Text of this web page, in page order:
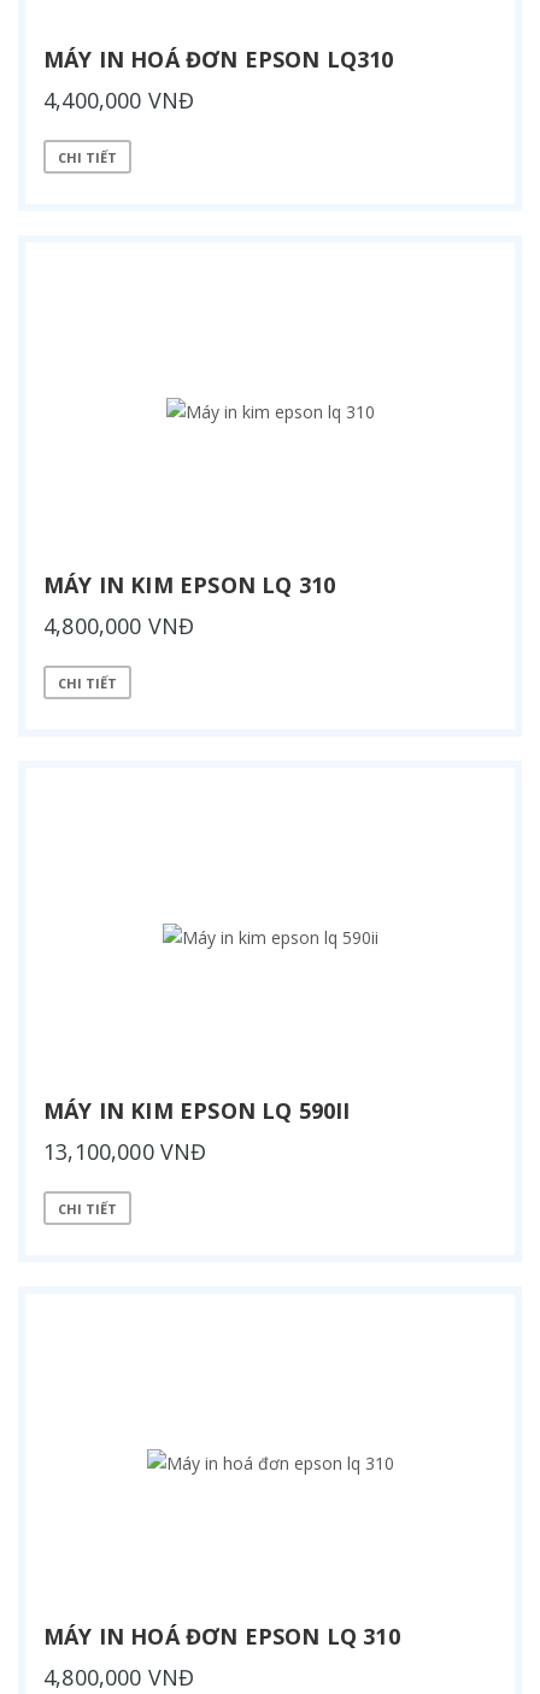
MÁY IN HOÁ ĐƠN EPSON LQ310
4,400,000 VNĐ
CHI TIẾT
MÁY IN KIM EPSON LQ 310
4,800,000 VNĐ
CHI TIẾT
MÁY IN KIM EPSON LQ 590II
13,100,000 VNĐ
CHI TIẾT
MÁY IN HOÁ ĐƠN EPSON LQ 310
4,800,000 VNĐ